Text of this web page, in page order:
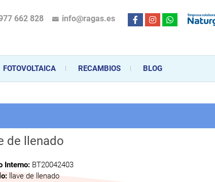
de gas y electricidad desde hace más de 20 años .
desde el asesoramiento personalizado en la venta, montaje y
662 828 info@ragas.es
FOTOVOLTAICA RECAMBIOS BLOG
de llenado
Interno: BT20042403
llave de llenado